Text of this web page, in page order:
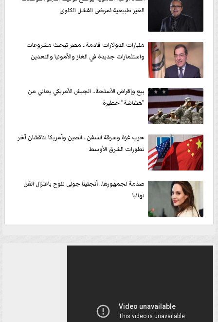
الغير طبيعية لمرضى الفشل الكلوى
مليارات الدولارات قادمة.. مصر تبحث مشروعات
واستثمارات جديدة في الغاز والأمونيا والتعدين
بيع وإقراض الأسلحة.. الجيش الأمريكي يعاني من
”هشاشة” خطيرة
حرب غزة وسرقة السفن.. الصين وأمريكا تناقشان آخر
تطورات الشرق الأوسط
صدمة لجمهورها.. أنجلينا جولى تلوح باعتزال الفن
نهائيا